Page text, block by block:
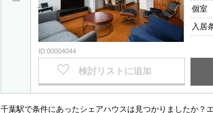
ID:00004044
個室
入居
検討リストに追加
千葉駅で条件にあったシェアハウスは見つかりましたか？